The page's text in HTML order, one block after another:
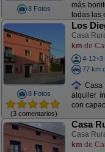
8 Fotos
más
todas las
8 Fotos
(3 comentarios)
Los
Casa
km de
4-12+3
77 km
Casa
alquiler
con
Casa
Casa
km de